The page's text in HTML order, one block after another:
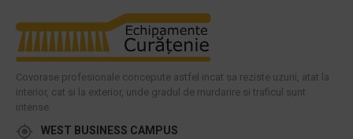
Covorase profesionale concepute astfel incat sa reziste uzurii, atat la
interior, cat si la exterior, unde gradul de murdarire si traficul sunt
intense.
WEST BUSINESS CAMPUS